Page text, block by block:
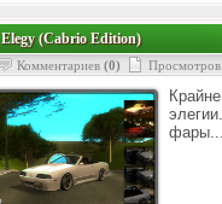
Elegy (Cabrio Edition)
Комментариев (0)